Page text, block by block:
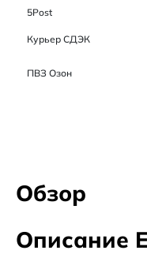
5Post
Курьер СДЭК
ПВЗ Озон
Обзор
Описание